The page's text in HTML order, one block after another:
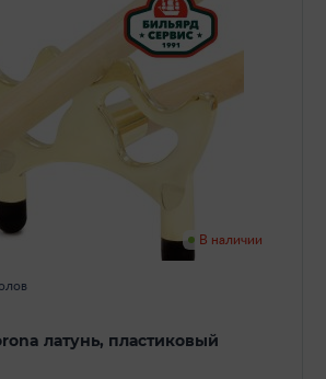
В наличии
латунь, пластиковый